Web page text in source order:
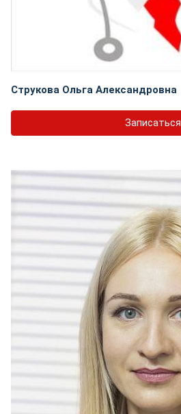
Струкова Ольга Александровна
Записаться